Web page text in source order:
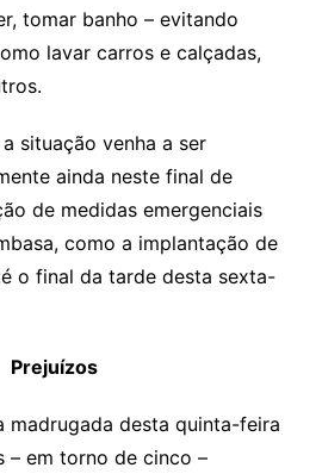
tomar banho – evitando
lavar carros e calçadas,
situação venha a ser
ainda neste final de
de medidas emergenciais
como a implantação de
o final da tarde desta sexta-
Prejuízos
madrugada desta quinta-feira
– em torno de cinco –